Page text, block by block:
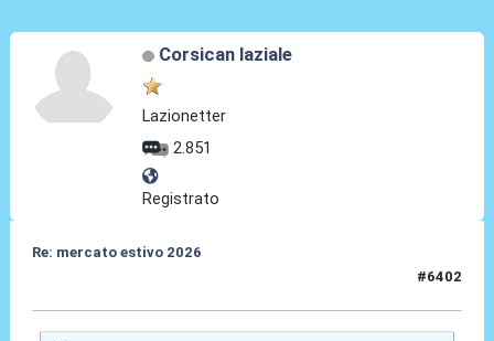
Corsican laziale
Lazionetter
2.851
Registrato
Re: mercato estivo 2026
#6402